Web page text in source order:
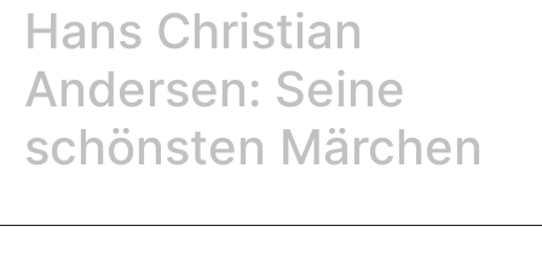
Hans Christian
Andersen: Seine
schönsten Märchen